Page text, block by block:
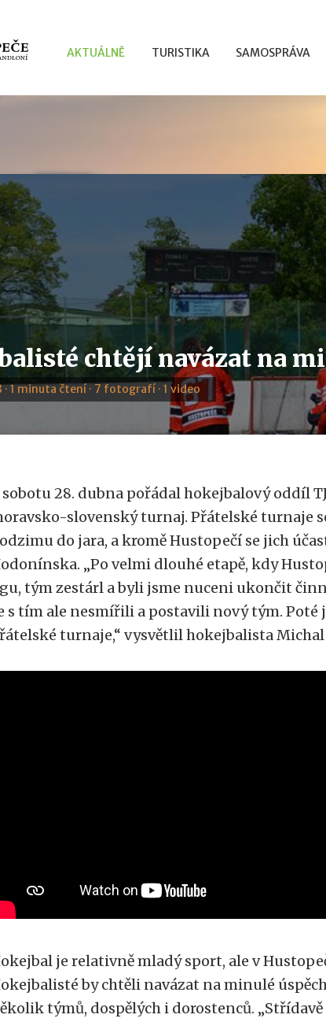
AKTUÁLNĚ TURISTIKA SAMOSPRÁVA
chtějí navázat na
· 1 minuta čtení · 7 fotografí · 1 video
sobotu 28. dubna pořádal hokejbalový oddíl
slovenský turnaj. Přátelské turnaje
do jara, a kromě Hustopečí se jich
„Po velmi dlouhé etapě, kdy
tým zestárl a byli jsme nuceni ukončit
s tím ale nesmířili a postavili nový tým. Poté
turnaje,“ vysvětlil hokejbalista
je relativně mladý sport, ale v
by chtěli navázat na minulé
týmů, dospělých i dorostenců.